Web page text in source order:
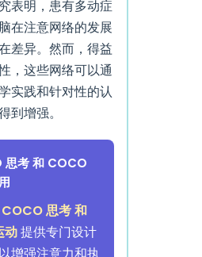
表明，患有多动症
在注意网络的发展
差异。然而，得益
，这些网络可以通
实践和针对性的认
到增强。
思考 和 COCO
COCO 思考 和
动提供专门设计